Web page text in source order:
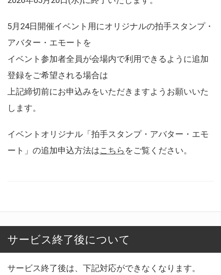
5月24日開催イベント用にオリジナルの拍手スタンプ・
アバター・エモートを
イベント参加者全員が会場内で利用できるように追加
登録をご希望される場合は
上記締切前にお申込みをいただきますようお願いいた
します。
イベントオリジナル「拍手スタンプ・アバター・エモ
ート」の追加申込方法はこちら をご覧ください。
サービス終了後について
サービス終了後は、下記対応ができなくなります。